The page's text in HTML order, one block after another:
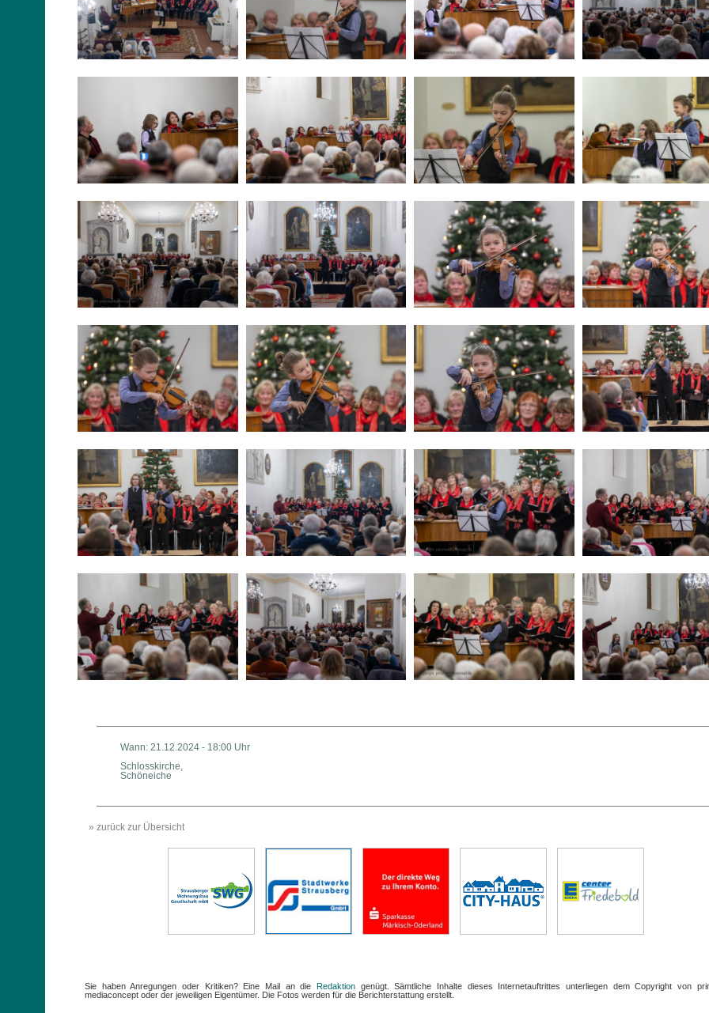
Wann: 21.12.2024 - 18:00 Uhr
Schlosskirche,
Schöneiche
» zurück zur Übersicht
Sie haben Anregungen oder Kritiken? Eine Mail an die Redaktiongenügt. Sämtliche Inhalte dieses Internetauftrittes unterliegen dem Copyright von
mediaconcept oder der jeweiligen Eigentümer. Die Fotos werden für die Berichterstattung erstellt.